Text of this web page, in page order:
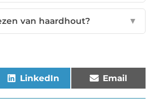
van haardhout? ▼
LinkedIn Email